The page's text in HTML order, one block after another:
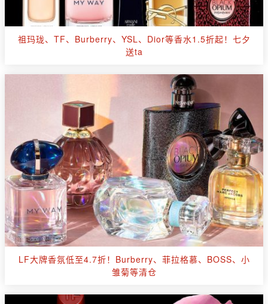
祖玛珑、TF、Burberry、YSL、Dior等香水1.5折起！七夕
送ta
LF大牌香氛低至4.7折！Burberry、菲拉格慕、BOSS、小
雏菊等清仓